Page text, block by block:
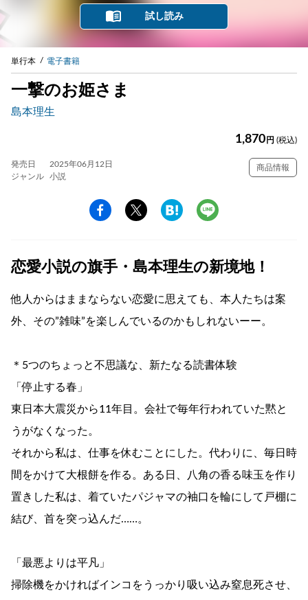
試し読み
単行本 電子書籍
一撃のお姫さま
島本理生
1,870 円 (税込)
発売日
2025年06月12日
ジャンル
小説
商品情報
恋愛小説の旗手・島本理生の新境地！
他人からはままならない恋愛に思えても、本人たちは案
外、その”雑味”を楽しんでいるのかもしれないーー。
＊5つのちょっと不思議な、新たなる読書体験
「停止する春」
東日本大震災から11年目。会社で毎年行われていた黙と
うがなくなった。
それから私は、仕事を休むことにした。代わりに、毎日時
間をかけて大根餅を作る。ある日、八角の香る味玉を作り
置きした私は、着ていたパジャマの袖口を輪にして戸棚に
結び、首を突っ込んだ……。
「最悪よりは平凡」
掃除機をかければインコをうっかり吸い込み窒息死させ、